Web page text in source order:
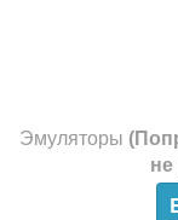
Эмуляторы
не